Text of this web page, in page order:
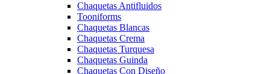
Chaquetas Antifluidos
Tooniforms
Chaquetas Blancas
Chaquetas Crema
Chaquetas Turquesa
Chaquetas Guinda
Chaquetas Con Diseño